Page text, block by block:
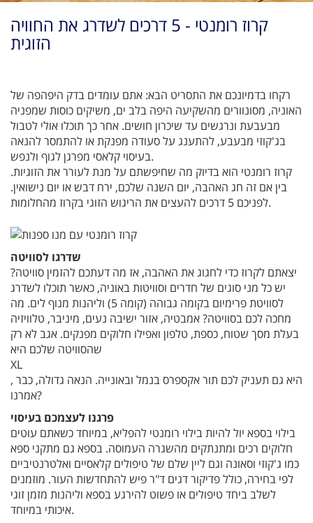
קרוז רומנטי - 5 דרכים לשדרג את החוויה
הזוגית
רקחו בדמיונכם את התסריט הבא: אתם עומדים בדק היפהפה של
האוניה, מסונוורים מהשקיעה היפה בלב ים, משיקים כוסות שמפניה
מבעבעת ונרגשים עד שיכרון חושים. אחר כך תוכלו אולי לטבול
בג'קוזי מבעבע, להתענג על סעודה מפנקת או להתמסר להנאה
בעיסוי קלאסי מפרגן לגוף ולנפש.
קרוז רומנטי הוא בדיוק מה שחיפשתם על מנת לעורר את הזוגיות.
בין אם זה חג האהבה, יום השנה שלכם, ירח דבש או יום נישואין.
לפניכם 5 דרכים להעצים את הריגוש הזוגי בקרוז מהחלומות.
שדרגו לסוויטה
יצאתם לקרוז כדי לחגוג את האהבה, אז מה דעתכם להזמין סוויטה?
יש כל מני סוגים של חדרים וסוויטות באוניה, כאשר תוכלו לשדרג
לסוויטת פרימיום בקומה גבוהה (קומה 5) וליהנות מנוף לים. מה
מחכה לכם בסוויטה? אמבטיה, אזור ישיבה נעים, מיניבר, טלוויזיה
בעלת מסך שטוח, כספת, טלפון ואפילו חלוקים מפנקים. אגב לא רק
שהסוויטה שלכם היא
XL
, היא גם תעניק לכם תור אקספרס בנמל ובאונייה. הנאה גדולה, כבר
אמרנו?
פרגנו לעצמכם בעיסוי
בילוי בספא יול להיות בילוי רומנטי להפליא, במיוחד כשאתם עוטים
חלוקים רכים ומתנתקים מהשגרה העמוסה. בספא גם מתקני ספא
כמו ג'קוזי וסאונה וגם ליין שלם של טיפולים קלאסיים ואלטרנטיביים
לפי בחירה, כולל פדיקור דגים ד"ר פיש להתחדשות העור. מוזמנים
לשלב ביחד טיפולים או פשוט להירגע בספא וליהנות מזמן זוגי
איכותי במיוחד.